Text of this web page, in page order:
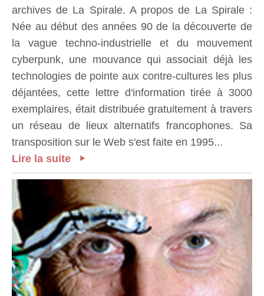
archives de La Spirale. A propos de La Spirale :
Née au début des années 90 de la découverte de
la vague techno-industrielle et du mouvement
cyberpunk, une mouvance qui associait déjà les
technologies de pointe aux contre-cultures les plus
déjantées, cette lettre d'information tirée à 3000
exemplaires, était distribuée gratuitement à travers
un réseau de lieux alternatifs francophones. Sa
transposition sur le Web s'est faite en 1995...
Lire la suite